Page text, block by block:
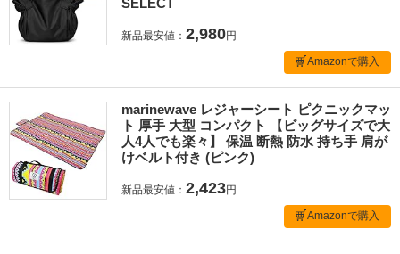
新品最安値： 2,980円
Amazonで購入
marinewave レジャーシート ピクニックマッ
ト 厚手 大型 コンパクト 【ビッグサイズで大
人4人でも楽々】 保温 断熱 防水 持ち手 肩が
けベルト付き (ピンク)
新品最安値： 2,423円
Amazonで購入